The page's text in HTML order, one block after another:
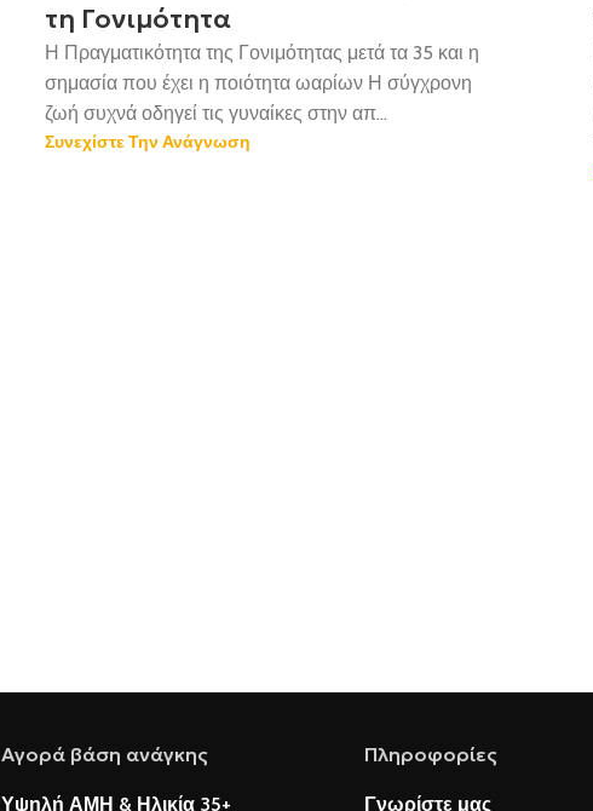
τη Γονιμότητα
Η Πραγματικότητα της Γονιμότητας μετά τα 35 και η
σημασία που έχει η ποιότητα ωαρίων Η σύγχρονη
ζωή συχνά οδηγεί τις γυναίκες στην απ...
Συνεχίστε Την Ανάγνωση
Αγορά βάση ανάγκης
Υψηλή ΑΜΗ & Ηλικία 35+
Πληροφορίες
Γνωρίστε μας